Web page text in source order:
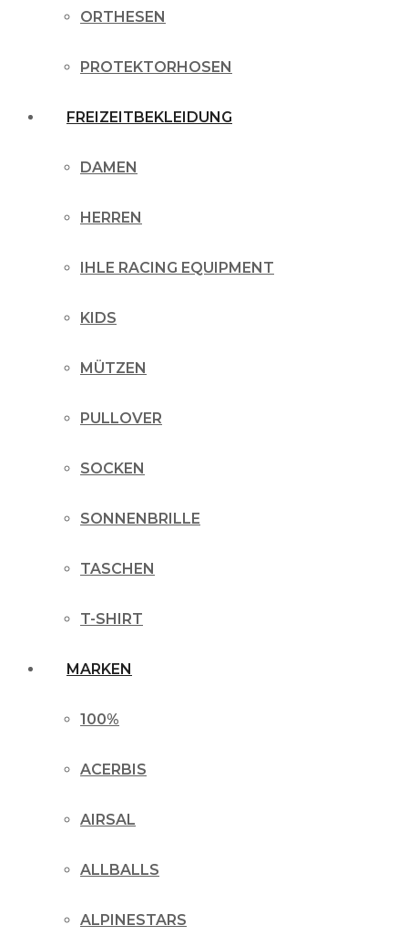
ORTHESEN
PROTEKTORHOSEN
FREIZEITBEKLEIDUNG
DAMEN
HERREN
IHLE RACING EQUIPMENT
KIDS
MÜTZEN
PULLOVER
SOCKEN
SONNENBRILLE
TASCHEN
T-SHIRT
MARKEN
100%
ACERBIS
AIRSAL
ALLBALLS
ALPINESTARS